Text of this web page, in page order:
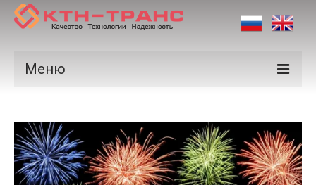
Меню
Производители
Рынки